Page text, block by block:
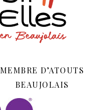
MEMBRE D’ATOUTS
BEAUJOLAIS